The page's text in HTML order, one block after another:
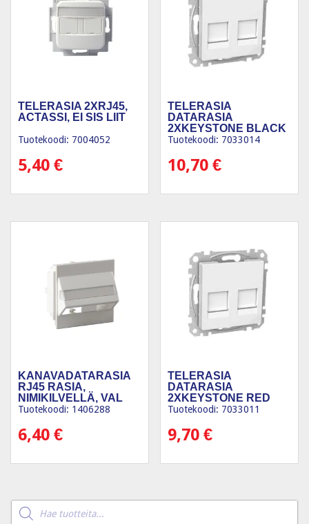
TELERASIA 2XRJ45,
ACTASSI, EI SIS LIIT
Tuotekoodi: 7004052
5,40 €
TELERASIA
DATARASIA
2XKEYSTONE BLACK
VAL
Tuotekoodi: 7033014
10,70€
KANAVADATARASIA
RJ45 RASIA,
NIMIKILVELLÄ, VAL
Tuotekoodi: 1406288
6,40 €
TELERASIA
DATARASIA
2XKEYSTONE RED
VAL
Tuotekoodi: 7033011
9,70€
Products
search